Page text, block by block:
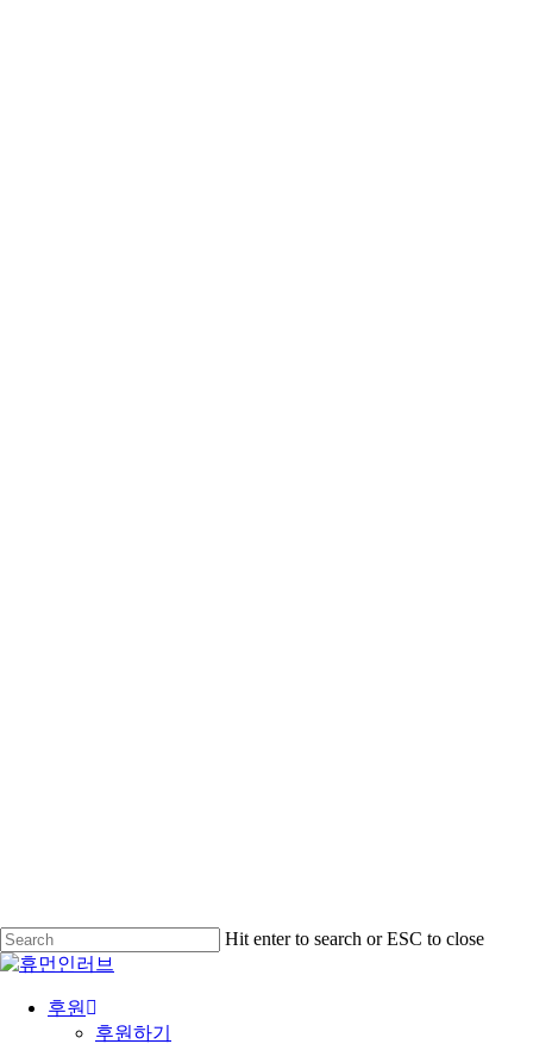
Hit enter to search or ESC to close
Close
후원
후원하기